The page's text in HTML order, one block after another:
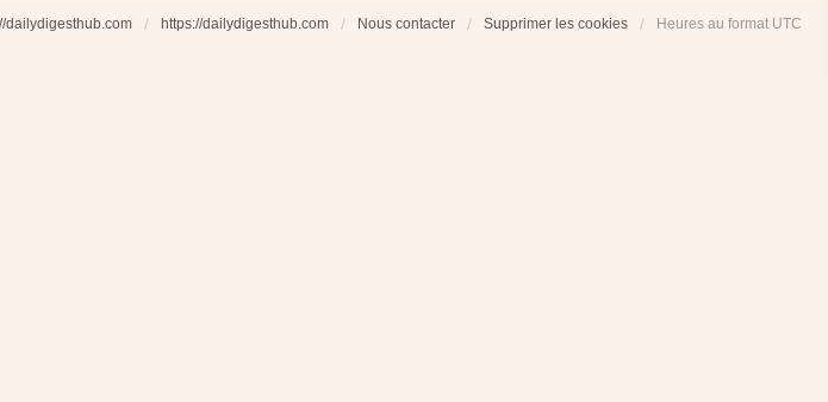
dailydigesthub.com https://dailydigesthub.com Nous contacter Supprimer les cookies Heures au format UTC